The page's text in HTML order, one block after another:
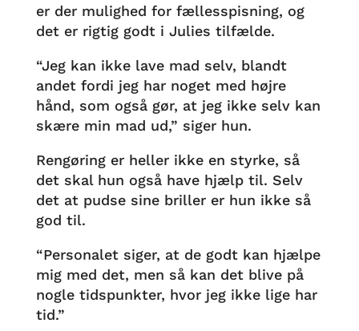
er der mulighed for fællesspisning, og
det er rigtig godt i Julies tilfælde.
“Jeg kan ikke lave mad selv, blandt
andet fordi jeg har noget med højre
hånd, som også gør, at jeg ikke selv kan
skære min mad ud,” siger hun.
Rengøring er heller ikke en styrke, så
det skal hun også have hjælp til. Selv
det at pudse sine briller er hun ikke så
god til.
“Personalet siger, at de godt kan hjælpe
mig med det, men så kan det blive på
nogle tidspunkter, hvor jeg ikke lige har
tid.”